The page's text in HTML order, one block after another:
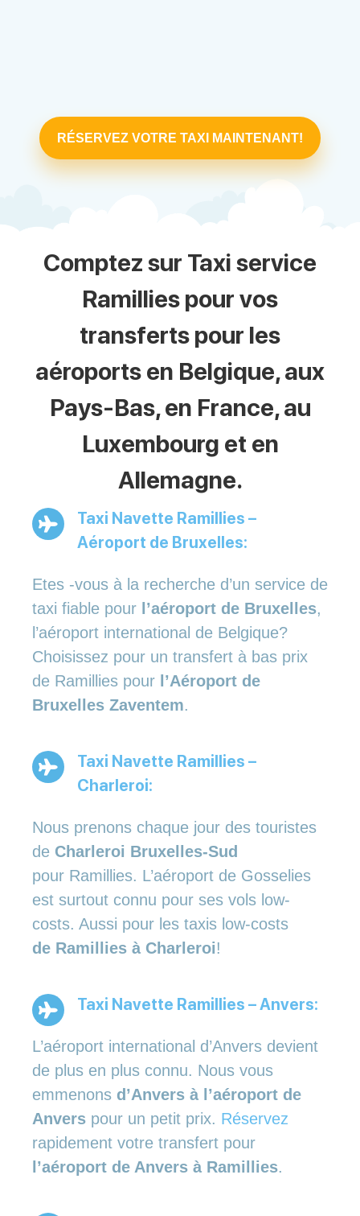
RÉSERVEZ VOTRE TAXI MAINTENANT!
Comptez sur Taxi service
Ramillies pour vos
transferts pour les
aéroports en Belgique, aux
Pays-Bas, en France, au
Luxembourg et en
Allemagne.
Taxi Navette Ramillies –
Aéroport de Bruxelles:
Etes -vous à la recherche d’un service de
taxi fiable pour l’aéroport de Bruxelles,
l’aéroport international de Belgique?
Choisissez pour un transfert à bas prix
de Ramillies pour l’Aéroport de
Bruxelles Zaventem.
Taxi Navette Ramillies –
Charleroi:
Nous prenons chaque jour des touristes
de Charleroi Bruxelles-Sud
pour Ramillies. L’aéroport de Gosselies
est surtout connu pour ses vols low-
costs. Aussi pour les taxis low-costs
de Ramillies à Charleroi!
Taxi Navette Ramillies – Anvers:
L’aéroport international d’Anvers devient
de plus en plus connu. Nous vous
emmenons d’Anvers à l’aéroport de
Anvers pour un petit prix. Réservez
rapidement votre transfert pour
l’aéroport de Anvers à Ramillies.